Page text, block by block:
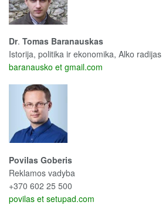
Dr. Tomas Baranauskas
Istorija, politika ir ekonomika, Alko radijas
baranausko et gmail.com
Povilas Goberis
Reklamos vadyba
+370 602 25 500
povilas et setupad.com